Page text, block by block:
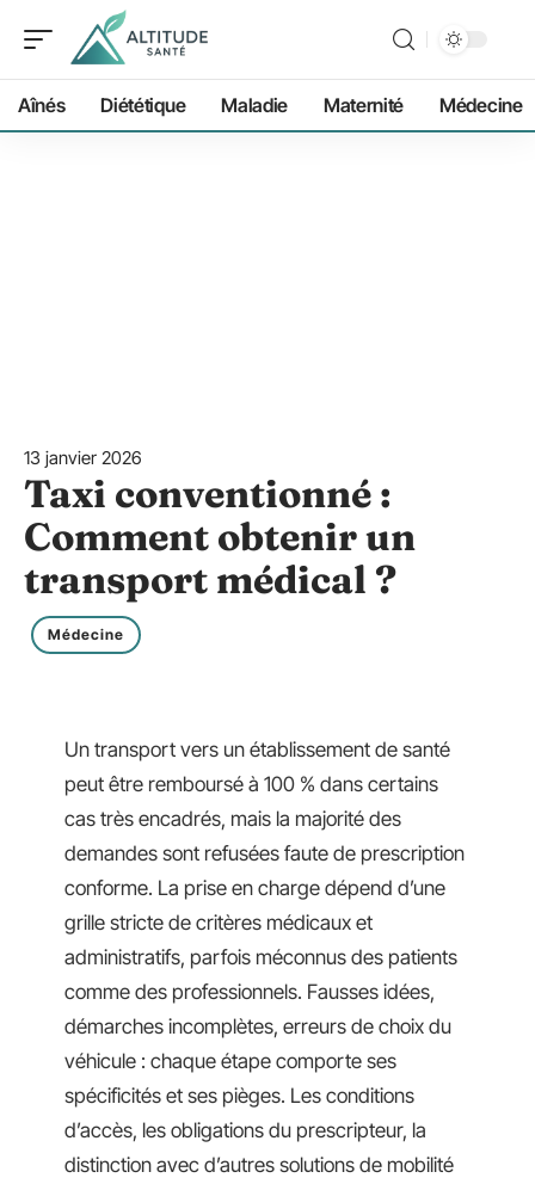
Aînés Diététique Maladie Maternité Médecine
13 janvier 2026
Taxi conventionné :
Comment obtenir un
transport médical ?
Médecine
Un transport vers un établissement de santé
peut être remboursé à 100 % dans certains
cas très encadrés, mais la majorité des
demandes sont refusées faute de prescription
conforme. La prise en charge dépend d’une
grille stricte de critères médicaux et
administratifs, parfois méconnus des patients
comme des professionnels. Fausses idées,
démarches incomplètes, erreurs de choix du
véhicule : chaque étape comporte ses
spécificités et ses pièges. Les conditions
d’accès, les obligations du prescripteur, la
distinction avec d’autres solutions de mobilité